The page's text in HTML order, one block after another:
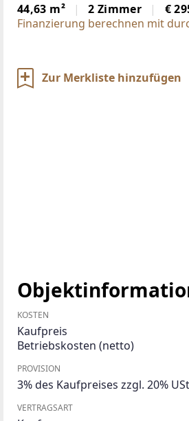
44,63 m² 2 Zimmer
€
Finanzierung berechnen mit
Zur Merkliste hinzufügen
KOSTEN
Kaufpreis
Betriebskosten (netto)
PROVISION
3% des Kaufpreises zzgl. 20%
VERTRAGSART